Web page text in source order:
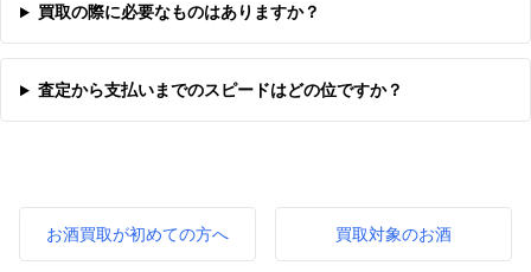
買取の際に必要なものはありますか？
査定から支払いまでのスピードはどの位ですか？
お酒買取が初めての方へ 買取対象のお酒